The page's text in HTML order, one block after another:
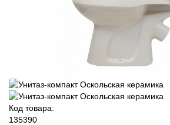
Код товара:
135390